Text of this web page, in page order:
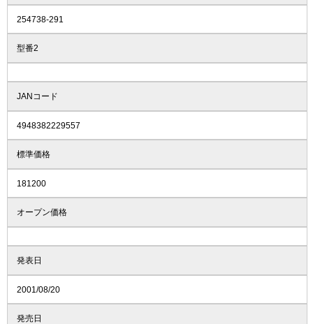
254738-291
型番2
JANコード
4948382229557
標準価格
181200
オープン価格
発表日
2001/08/20
発売日